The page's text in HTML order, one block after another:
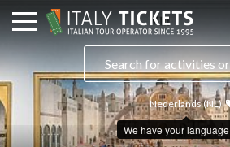
Nederlands (NL)
We have your